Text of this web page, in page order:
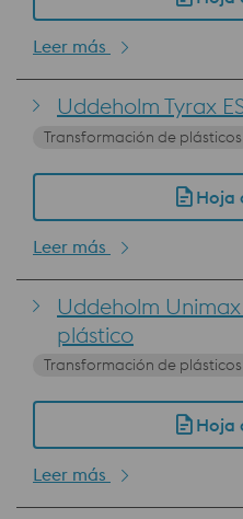
Leer más
Uddeholm Tyrax
Transformación de plásticos
Hoja
Leer más
Uddeholm
plástico
Transformación de plásticos
Hoja
Leer más